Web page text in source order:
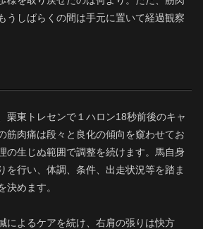
うしばらくの間は手元に置いて経過観察
栗東トレセンで１ハロン18秒前後のキャ
筋肉痛は段々と良化の傾向を窺わせてお
の生じぬ範囲で調整を続けます。馬自身
を行い、体調、条件、出走状況等を踏ま
決めます。
よるケアを続け、右肩の張りは快方